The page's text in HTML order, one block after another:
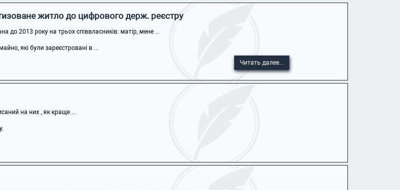
житло до цифрового держ. реєстру
до 2013 року на трьох співвласників: матір, мене ...
які були зареєстровані в ...
Читать далее...
на них , як краще ...